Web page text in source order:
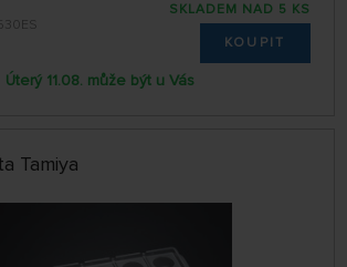
SKLADEM NAD 5 KS
KOUPIT
Úterý 11.08. může být u Vás
Tamiya